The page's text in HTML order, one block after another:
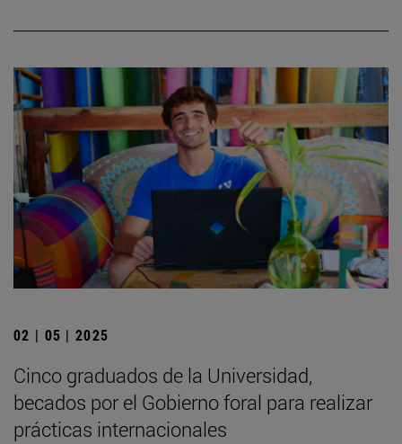
02 | 05 | 2025
Cinco graduados de la Universidad,
becados por el Gobierno foral para realizar
prácticas internacionales